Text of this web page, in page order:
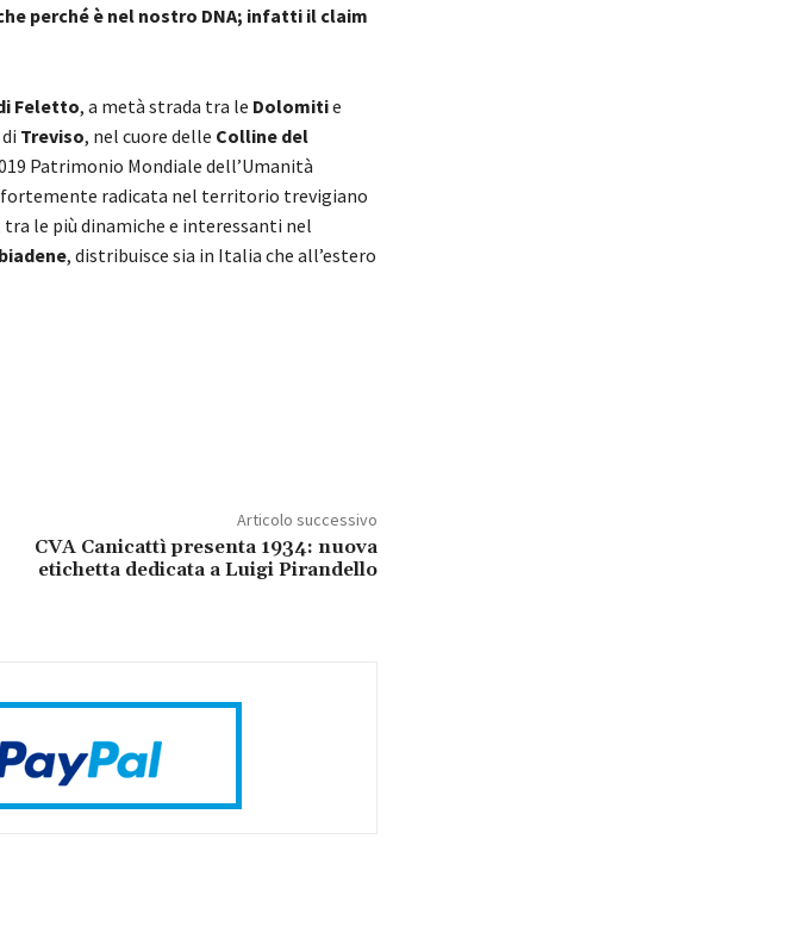
perché è nel nostro DNA; infatti il claim
Feletto, a metà strada tra le Dolomitie
Treviso, nel cuore delle Colline del
Patrimonio Mondiale dell’Umanità
fortemente radicata nel territorio trevigiano
tra le più dinamiche e interessanti nel
, distribuisce sia in Italia che all’estero
Articolo successivo
CVA Canicattì presenta 1934: nuova
etichetta dedicata a Luigi Pirandello